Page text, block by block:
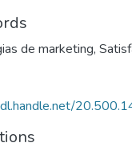
de marketing,